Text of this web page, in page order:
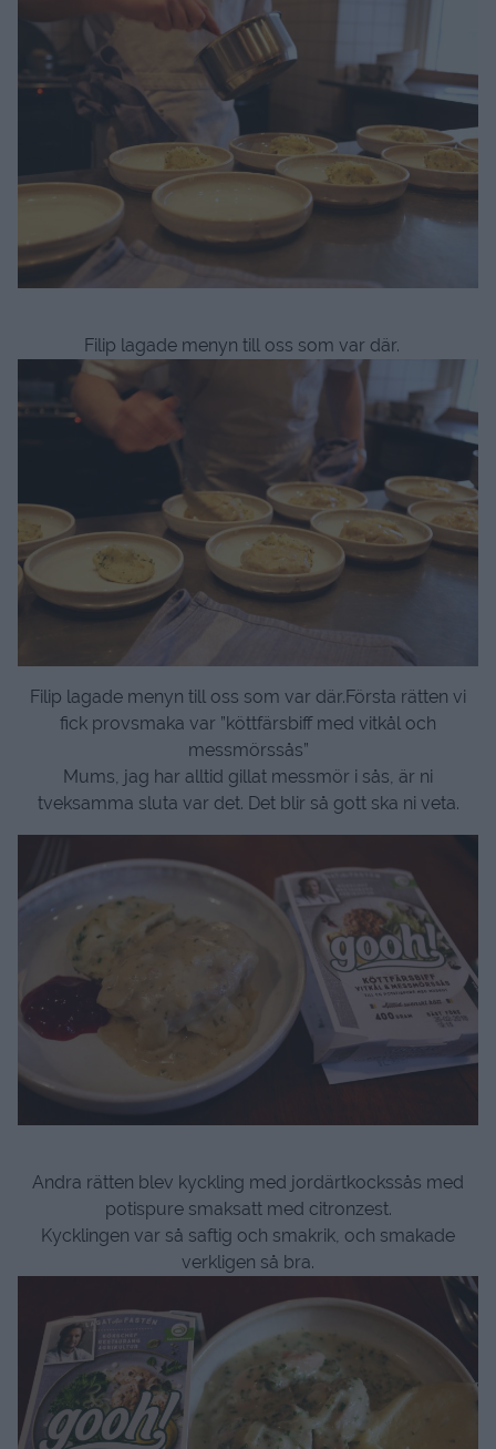
Filip lagade menyn till oss som var där.
Filip lagade menyn till oss som var där.Första rätten vi
fick provsmaka var ”köttfärsbiff med vitkål och
messmörssås”
Mums, jag har alltid gillat messmör i sås, är ni
tveksamma sluta var det. Det blir så gott ska ni veta.
Andra rätten blev kyckling med jordärtkockssås med
potispure smaksatt med citronzest.
Kycklingen var så saftig och smakrik, och smakade
verkligen så bra.